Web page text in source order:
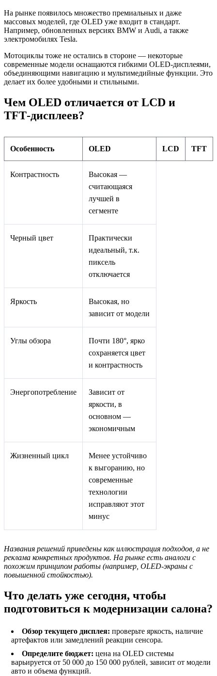
На рынке появилось множество премиальных и даже
массовых моделей, где OLED уже входит в стандарт.
Например, обновленных версиях BMW и Audi, а также
электромобилях Tesla.
Мотоциклы тоже не остались в стороне — некоторые
современные модели оснащаются гибкими OLED-дисплеями,
объединяющими навигацию и мультимедийные функции. Это
делает их более удобными и стильными.
Чем OLED отличается от LCD и
TFT‑дисплеев?
Особенность OLED LCD TFT
Контрастность
Высокая —
считающаяся
лучшей в
сегменте
Черный цвет
Практически
идеальный, т.к.
пиксель
отключается
Яркость
Высокая, но
зависит от модели
Углы обзора
Почти 180°, ярко
сохраняется цвет
и контрастность
Энергопотребление
Зависит от
яркости, в
основном —
экономичным
Жизненный цикл
Менее устойчиво
к выгоранию, но
современные
технологии
исправляют этот
минус
Названия решений приведены как иллюстрация подходов, а не
реклама конкретных продуктов. На рынке есть аналоги с
похожим принципом работы (например, OLED-экраны с
повышенной стойкостью).
Что делать уже сегодня, чтобы
подготовиться к модернизации салона?
Обзор текущего дисплея: проверьте яркость, наличие
артефактов или замедлений реакции сенсора.
Определите бюджет: цена на OLED системы
варьируется от 50 000 до 150 000 рублей, зависит от модели
авто и объема функций.